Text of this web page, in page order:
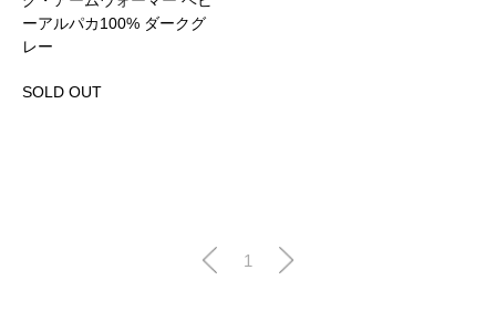
ーアルパカ100% ダークグ
レー
SOLD OUT
1